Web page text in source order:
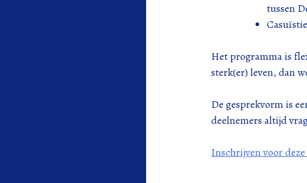
tussen
Het programma is
sterk(er) leven, dan
De gesprekvorm is
deelnemers altijd
Inschrijven voor